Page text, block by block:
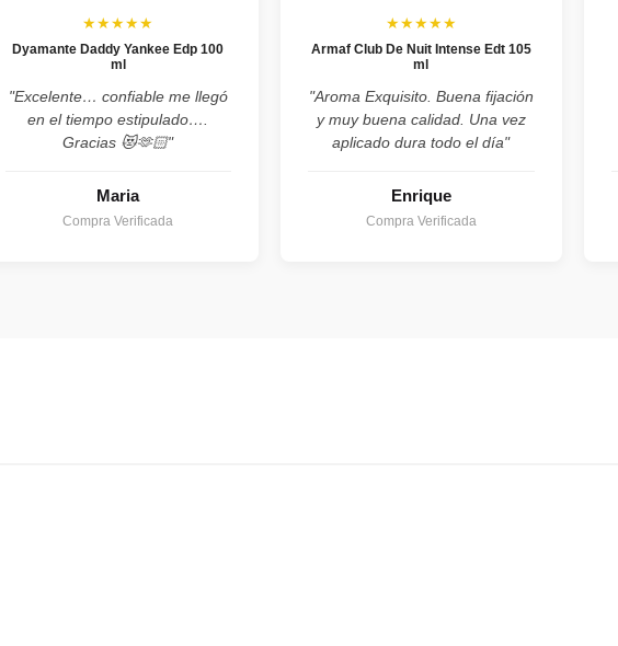
★★★★★
Dyamante Daddy Yankee Edp 100
ml
"Excelente… confiable me llegó
en el tiempo estipulado….
Gracias 😻🫶🏻"
Maria
Compra Verificada
★★★★★
Armaf Club De Nuit Intense Edt 105
ml
"Aroma Exquisito. Buena fijación
y muy buena calidad. Una vez
aplicado dura todo el día"
Enrique
Compra Verificada